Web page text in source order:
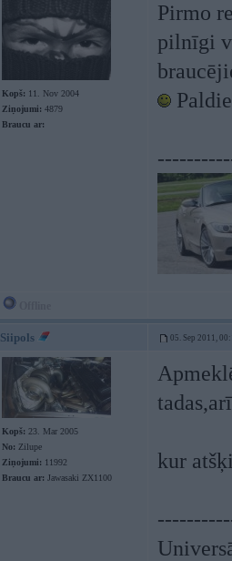
Kopš: 11. Nov 2004
Ziņojumi: 4879
Braucu ar:
Pirmo
pilnīgi
Siipols 05. Sep 2011,
Kopš: 23. Mar 2005
No: Zilupe
Ziņojumi: 11992
Braucu ar: Jawasaki ZX1100
kur